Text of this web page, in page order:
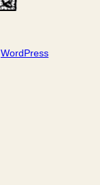
WordPress